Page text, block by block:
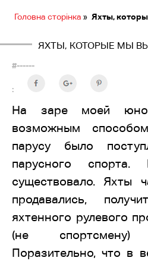
Головна сторінка » Яхты,
ЯХТЫ, КОТОРЫЕ МЫ
#------
:
На заре моей
возможным
парусу было
парусного
существовало. Яхты
продавались,
яхтенного рулевого
(не
Поразительно, что в